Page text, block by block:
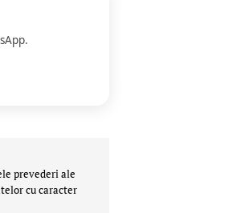
prevederi ale
cu caracter